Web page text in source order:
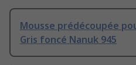
Mousse prédécoupée
Gris foncé Nanuk 945